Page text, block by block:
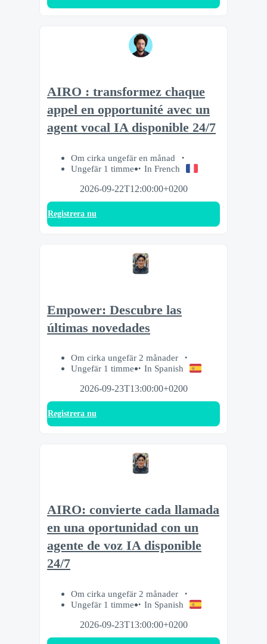
AIRO : transformez chaque
appel en opportunité avec un
agent vocal IA disponible 24/7
Om cirka ungefär en månad
Ungefär 1 timme
In French
2026-09-22T12:00:00+0200
Registrera nu
Empower: Descubre las
últimas novedades
Om cirka ungefär 2 månader
Ungefär 1 timme
In Spanish
2026-09-23T13:00:00+0200
Registrera nu
AIRO: convierte cada llamada
en una oportunidad con un
agente de voz IA disponible
24/7
Om cirka ungefär 2 månader
Ungefär 1 timme
In Spanish
2026-09-23T13:00:00+0200